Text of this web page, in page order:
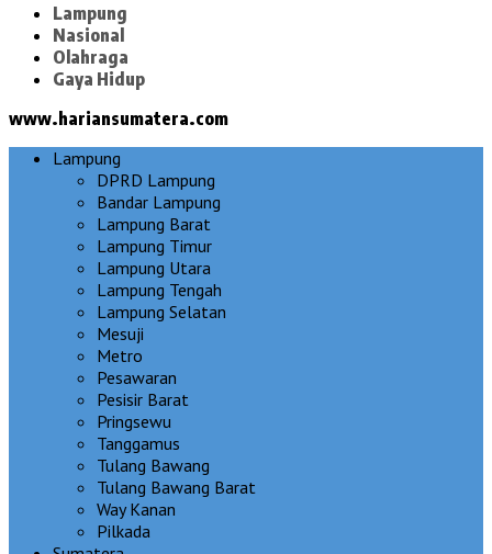
Lampung
Nasional
Olahraga
Gaya Hidup
www.hariansumatera.com
Lampung
DPRD Lampung
Bandar Lampung
Lampung Barat
Lampung Timur
Lampung Utara
Lampung Tengah
Lampung Selatan
Mesuji
Metro
Pesawaran
Pesisir Barat
Pringsewu
Tanggamus
Tulang Bawang
Tulang Bawang Barat
Way Kanan
Pilkada